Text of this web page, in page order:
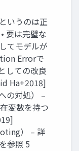
いうのは正
要は完璧な
てモデルが
Errorで
しての改良
Ha+2018]
の対処） –
変数を持つ
） – 詳
参照 5